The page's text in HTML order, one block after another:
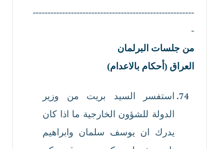
-------------------------------------------------------
-
من جلسات البرلمان
العراق ( أحكام بالاعدام)
استفسر السيد بريت من وزير
الدولة للشؤون الخارجية ما اذا كان
يدرك ان يوسف سلمان وابراهيم